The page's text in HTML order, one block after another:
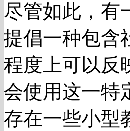
尽管如此，有
提倡一种包含
程度上可以反
会使用这一特
存在一些小型